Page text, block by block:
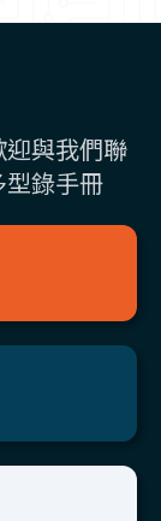
與我們聯
型錄手冊